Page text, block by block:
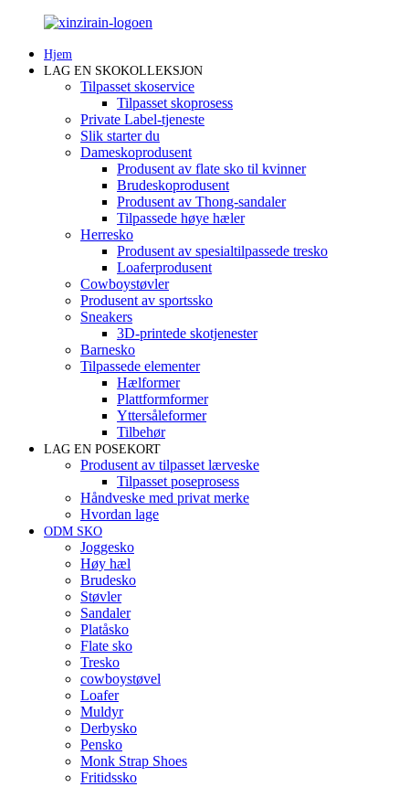
Hjem
LAG EN SKOKOLLEKSJON
Tilpasset skoservice
Tilpasset skoprosess
Private Label-tjeneste
Slik starter du
Dameskoprodusent
Produsent av flate sko til kvinner
Brudeskoprodusent
Produsent av Thong-sandaler
Tilpassede høye hæler
Herresko
Produsent av spesialtilpassede tresko
Loaferprodusent
Cowboystøvler
Produsent av sportssko
Sneakers
3D-printede skotjenester
Barnesko
Tilpassede elementer
Hælformer
Plattformformer
Yttersåleformer
Tilbehør
LAG EN POSEKORT
Produsent av tilpasset lærveske
Tilpasset poseprosess
Håndveske med privat merke
Hvordan lage
ODM SKO
Joggesko
Høy hæl
Brudesko
Støvler
Sandaler
Platåsko
Flate sko
Tresko
cowboystøvel
Loafer
Muldyr
Derbysko
Pensko
Monk Strap Shoes
Fritidssko